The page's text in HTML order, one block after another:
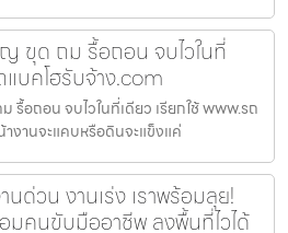
ขุด ถม รื้อถอน จบไวในที่
แบคโฮรับจ้าง.com
อถอน จบไวในที่เดียว เรียกใช้ www.รถ
งานจะแคบหรือดินจะแข็งแค่
นด่วน งานเร่ง เราพร้อมลุย!
มคนขับมืออาชีพ ลงพื้นที่ไวได้